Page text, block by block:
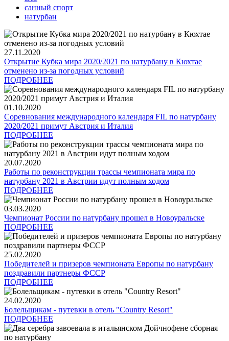
санный спорт
натурбан
27.11.2020
Открытие Кубка мира 2020/2021 по натурбану в Кюхтае
отменено из-за погодных условий
ПОДРОБНЕЕ
01.10.2020
Соревнования международного календаря FIL по натурбану
2020/2021 примут Австрия и Италия
ПОДРОБНЕЕ
20.07.2020
Работы по реконструкции трассы чемпионата мира по
натурбану 2021 в Австрии идут полным ходом
ПОДРОБНЕЕ
03.03.2020
Чемпионат России по натурбану прошел в Новоуральске
ПОДРОБНЕЕ
25.02.2020
Победителей и призеров чемпионата Европы по натурбану
поздравили партнеры ФССР
ПОДРОБНЕЕ
24.02.2020
Болельщикам - путевки в отель "Country Resort"
ПОДРОБНЕЕ